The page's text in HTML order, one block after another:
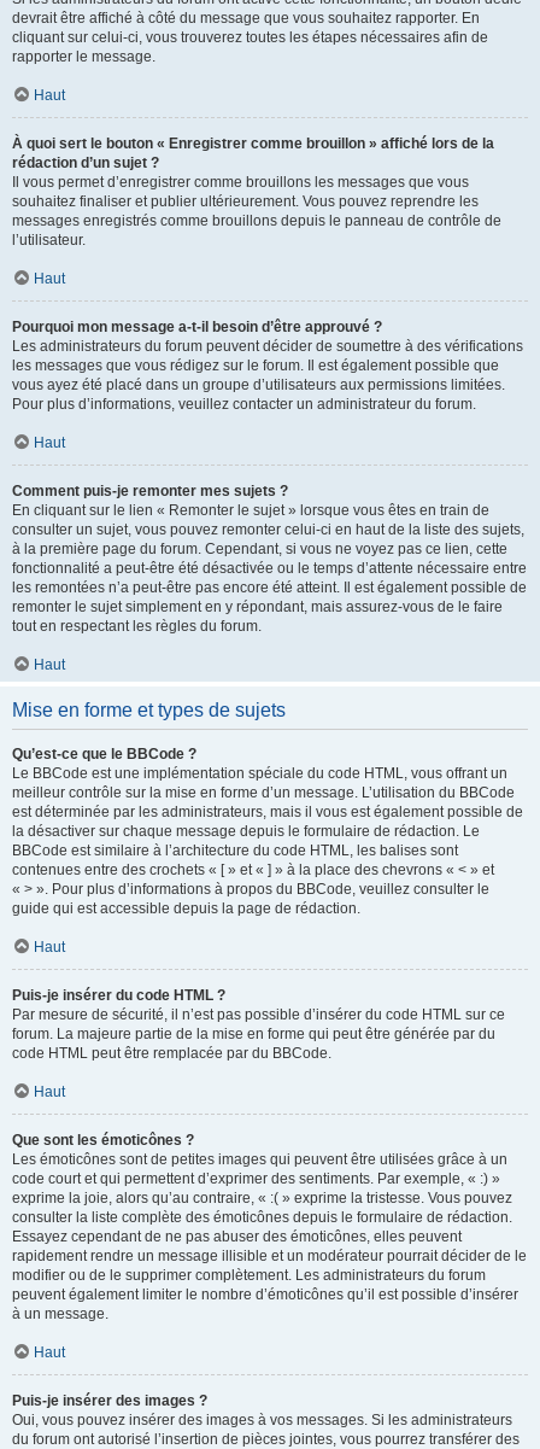
devrait être affiché à côté du message que vous souhaitez rapporter. En
cliquant sur celui-ci, vous trouverez toutes les étapes nécessaires afin de
rapporter le message.
Haut
À quoi sert le bouton « Enregistrer comme brouillon » affiché lors de la
rédaction d’un sujet ?
Il vous permet d’enregistrer comme brouillons les messages que vous
souhaitez finaliser et publier ultérieurement. Vous pouvez reprendre les
messages enregistrés comme brouillons depuis le panneau de contrôle de
l’utilisateur.
Haut
Pourquoi mon message a-t-il besoin d’être approuvé ?
Les administrateurs du forum peuvent décider de soumettre à des vérifications
les messages que vous rédigez sur le forum. Il est également possible que
vous ayez été placé dans un groupe d’utilisateurs aux permissions limitées.
Pour plus d’informations, veuillez contacter un administrateur du forum.
Haut
Comment puis-je remonter mes sujets ?
En cliquant sur le lien « Remonter le sujet » lorsque vous êtes en train de
consulter un sujet, vous pouvez remonter celui-ci en haut de la liste des sujets,
à la première page du forum. Cependant, si vous ne voyez pas ce lien, cette
fonctionnalité a peut-être été désactivée ou le temps d’attente nécessaire entre
les remontées n’a peut-être pas encore été atteint. Il est également possible de
remonter le sujet simplement en y répondant, mais assurez-vous de le faire
tout en respectant les règles du forum.
Haut
Mise en forme et types de sujets
Qu’est-ce que le BBCode ?
Le BBCode est une implémentation spéciale du code HTML, vous offrant un
meilleur contrôle sur la mise en forme d’un message. L’utilisation du BBCode
est déterminée par les administrateurs, mais il vous est également possible de
la désactiver sur chaque message depuis le formulaire de rédaction. Le
BBCode est similaire à l’architecture du code HTML, les balises sont
contenues entre des crochets « [ » et « ] » à la place des chevrons « < » et
« > ». Pour plus d’informations à propos du BBCode, veuillez consulter le
guide qui est accessible depuis la page de rédaction.
Haut
Puis-je insérer du code HTML ?
Par mesure de sécurité, il n’est pas possible d’insérer du code HTML sur ce
forum. La majeure partie de la mise en forme qui peut être générée par du
code HTML peut être remplacée par du BBCode.
Haut
Que sont les émoticônes ?
Les émoticônes sont de petites images qui peuvent être utilisées grâce à un
code court et qui permettent d’exprimer des sentiments. Par exemple, « :) »
exprime la joie, alors qu’au contraire, « :( » exprime la tristesse. Vous pouvez
consulter la liste complète des émoticônes depuis le formulaire de rédaction.
Essayez cependant de ne pas abuser des émoticônes, elles peuvent
rapidement rendre un message illisible et un modérateur pourrait décider de le
modifier ou de le supprimer complètement. Les administrateurs du forum
peuvent également limiter le nombre d’émoticônes qu’il est possible d’insérer
à un message.
Haut
Puis-je insérer des images ?
Oui, vous pouvez insérer des images à vos messages. Si les administrateurs
du forum ont autorisé l’insertion de pièces jointes, vous pourrez transférer des